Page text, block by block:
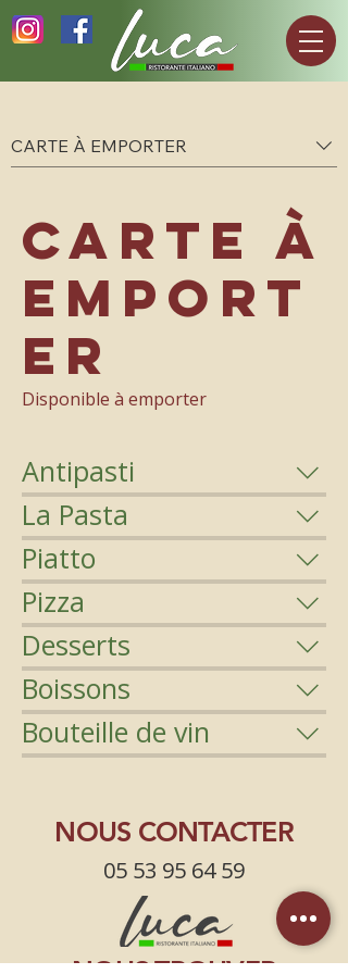
CARTE À EMPORTER
CARTE À
EMPORT
ER
Disponible à emporter
Antipasti
La Pasta
Piatto
Pizza
Desserts
Boissons
Bouteille de vin
NOUS CONTACTER
05 53 95 64 59